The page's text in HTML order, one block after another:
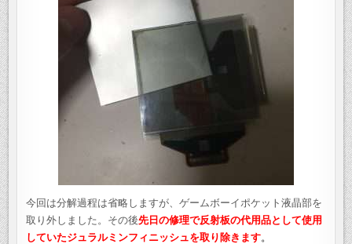
今回は分解過程は省略しますが、ゲームボーイポケット液晶部を
取り外しました。その後先日の修理で反射板の代用品として使用
していたジュラルミンフィニッシュを取り除きます。